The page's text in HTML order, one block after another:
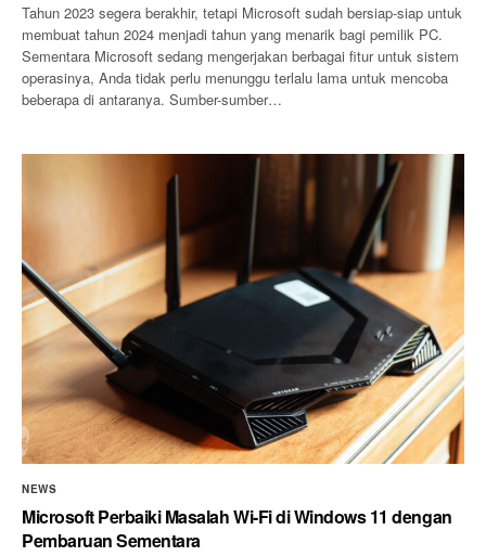
Tahun 2023 segera berakhir, tetapi Microsoft sudah bersiap-siap untuk
membuat tahun 2024 menjadi tahun yang menarik bagi pemilik PC.
Sementara Microsoft sedang mengerjakan berbagai fitur untuk sistem
operasinya, Anda tidak perlu menunggu terlalu lama untuk mencoba
beberapa di antaranya. Sumber-sumber…
NEWS
Microsoft Perbaiki Masalah Wi-Fi di Windows 11 dengan
Pembaruan Sementara